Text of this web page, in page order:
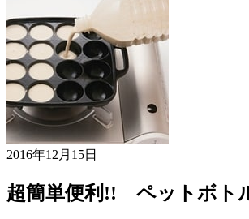
2016年12月15日
超簡単便利!! ペットボト